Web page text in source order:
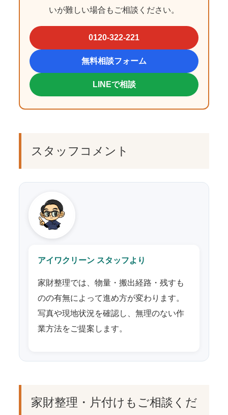
いが難しい場合もご相談ください。
0120-322-221
無料相談フォーム
LINEで相談
スタッフコメント
アイワクリーン スタッフより
家財整理では、物量・搬出経路・残すも
のの有無によって進め方が変わります。
写真や現地状況を確認し、無理のない作
業方法をご提案します。
家財整理・片付けもご相談くだ